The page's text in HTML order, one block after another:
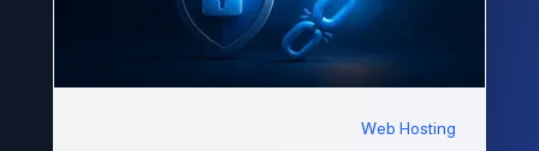
Web Hosting